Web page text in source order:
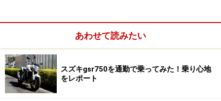
あわせて読みたい
スズキgsr750を通勤で乗ってみた！乗り心地
をレポート